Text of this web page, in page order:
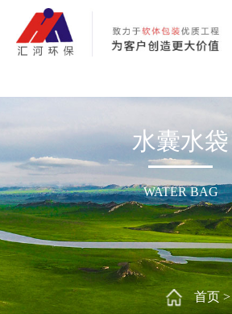
首页>
水囊水袋
WATER BAG